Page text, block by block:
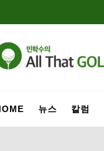
뉴스 칼럼